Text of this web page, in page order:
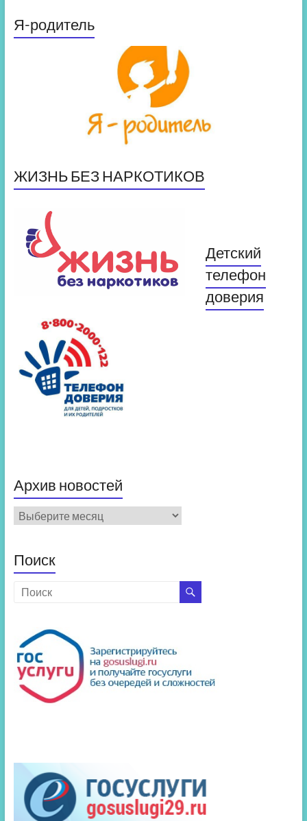
Я-родитель
ЖИЗНЬ БЕЗ НАРКОТИКОВ
Детский
телефон
доверия
Архив новостей
Архив
новостей
Поиск